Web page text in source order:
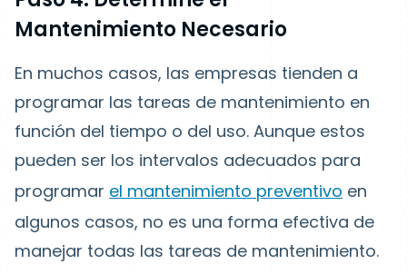
Mantenimiento Necesario
En muchos casos, las empresas tienden a
programar las tareas de mantenimiento en
función del tiempo o del uso. Aunque estos
pueden ser los intervalos adecuados para
programar el mantenimiento preventivo en
algunos casos, no es una forma efectiva de
manejar todas las tareas de mantenimiento.